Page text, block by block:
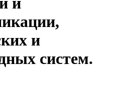
и
систем.